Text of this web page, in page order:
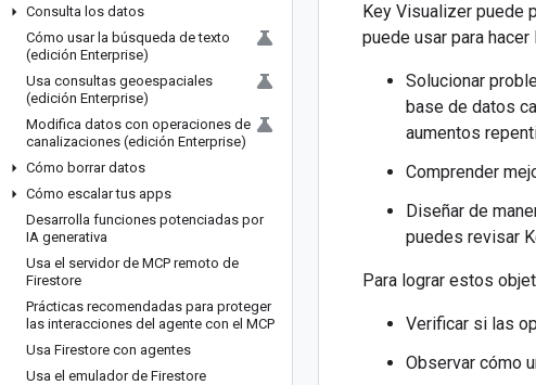
Consulta los datos
Cómo usar la búsqueda de texto
(edición Enterprise)
Usa consultas geoespaciales
(edición Enterprise)
Modifica datos con operaciones de
canalizaciones (edición Enterprise)
Cómo borrar datos
Cómo escalar tus apps
Desarrolla funciones potenciadas por
IA generativa
Usa el servidor de MCP remoto de
Firestore
Prácticas recomendadas para proteger
las interacciones del agente con el MCP
Usa Firestore con agentes
Usa el emulador de Firestore
Key Visualizer puede
puede usar para
Solucionar
base de datos
aumentos
Comprender
Diseñar de
puedes revisar
Para lograr estos
Verificar si las
Observar cómo